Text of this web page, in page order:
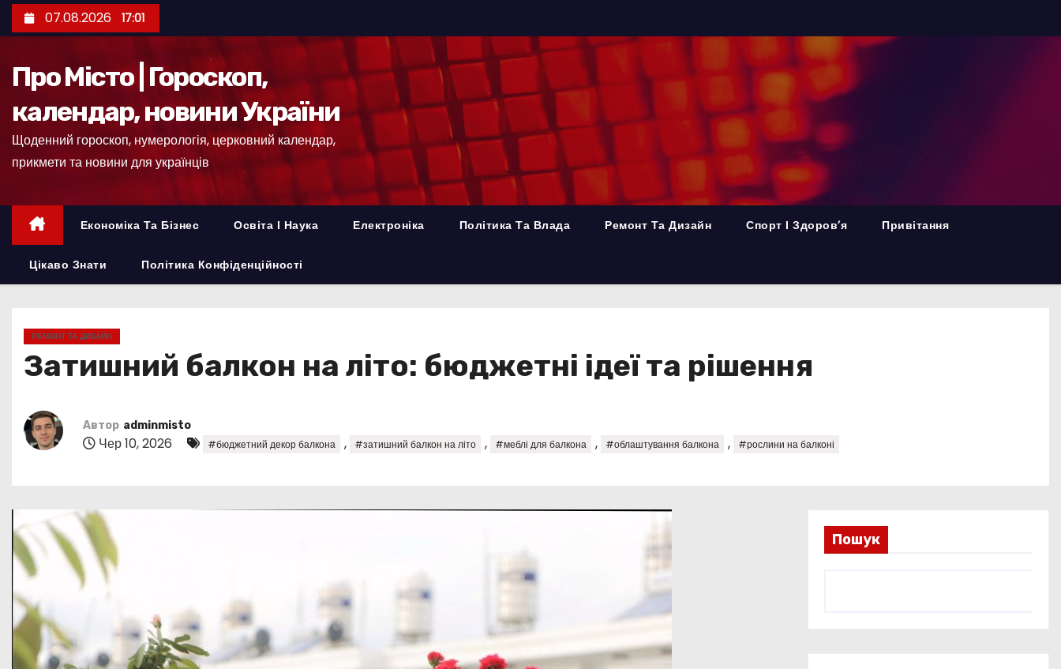
е
к
07.08.2026 17:01
Про Місто | Гороскоп,
календар, новини України
Щоденний гороскоп, нумерологія, церковний календар,
прикмети та новини для українців
Економіка Та Бізнес Освіта І Наука Електроніка Політика Та Влада Ремонт Та Дизайн Спорт І Здоров’я Привітання
Цікаво Знати Політика Конфіденційності
РЕМОНТ ТА ДИЗАЙН
Затишний балкон на літо: бюджетні ідеї та рішення
Автор adminmisto
Чер 10, 2026 #бюджетний декор балкона , #затишний балкон на літо , #меблі для балкона , #облаштування балкона , #рослини на балконі
Пошук